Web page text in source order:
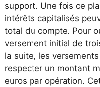
support. Une fois ce
intérêts capitalisés
total du compte. Pour
versement initial de
la suite, les
respecter un montant
euros par opération.